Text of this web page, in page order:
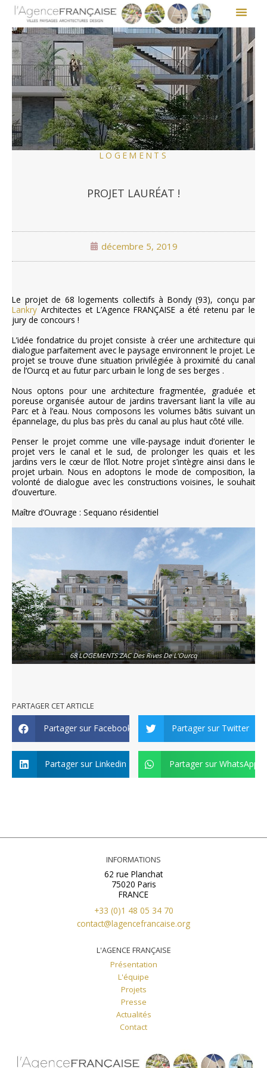
LOGEMENTS
PROJET LAURÉAT !
décembre 5, 2019
Le projet de 68 logements collectifs à Bondy (93), conçu par
Lankry Architectes et L’Agence FRANÇAISE a été retenu par le
jury de concours !
L’idée fondatrice du projet consiste à créer une architecture qui
dialogue parfaitement avec le paysage environnent le projet. Le
projet se trouve d’une situation privilégiée à proximité du canal
de l’Ourcq et au futur parc urbain le long de ses berges .
Nous optons pour une architecture fragmentée, graduée et
poreuse organisée autour de jardins traversant liant la ville au
Parc et à l’eau. Nous composons les volumes bâtis suivant un
épannelage, du plus bas près du canal au plus haut côté ville.
Penser le projet comme une ville-paysage induit d’orienter le
projet vers le canal et le sud, de prolonger les quais et les
jardins vers le cœur de l’îlot. Notre projet s’intègre ainsi dans le
projet urbain. Nous en adoptons le mode de composition, la
volonté de dialogue avec les constructions voisines, le souhait
d’ouverture.
Maître d’Ouvrage : Sequano résidentiel
68 LOGEMENTS ZAC Des Rives De L’Ourcq
PARTAGER CET ARTICLE
Partager sur Facebook Partager sur Twitter
Partager sur Linkedin Partager sur WhatsApp
INFORMATIONS
62 rue Planchat
75020 Paris
FRANCE
+33 (0)1 48 05 34 70
contact@lagencefrancaise.org
L'AGENCE FRANÇAISE
Présentation
L'équipe
Projets
Presse
Actualités
Contact